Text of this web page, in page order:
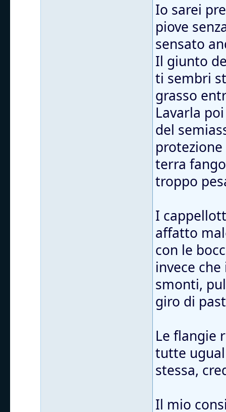
Io sarei
piove
sensato
Il giunto
ti sembri
grasso
Lavarla
del
terra
troppo
I
affatto
con le
invece
smonti,
giro di
Le flangie
tutte
stessa,
Il mio